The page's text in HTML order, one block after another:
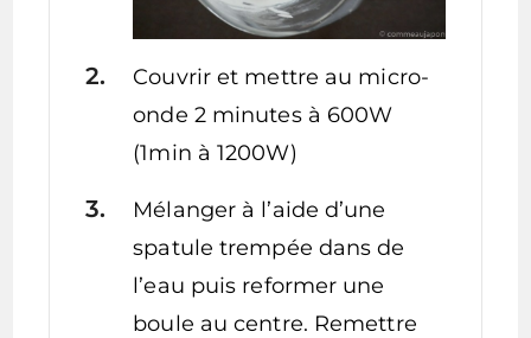
Couvrir et mettre au micro-
onde 2 minutes à 600W
(1min à 1200W)
Mélanger à l’aide d’une
spatule trempée dans de
l’eau puis reformer une
boule au centre. Remettre